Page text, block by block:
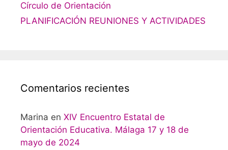
Círculo de Orientación
PLANIFICACIÓN REUNIONES Y ACTIVIDADES
Comentarios recientes
Marina en XIV Encuentro Estatal de
Orientación Educativa. Málaga 17 y 18 de
mayo de 2024